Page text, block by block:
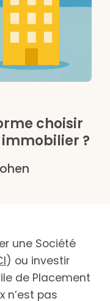
choisir
?
une Société
) ou investir
de Placement
n’est pas